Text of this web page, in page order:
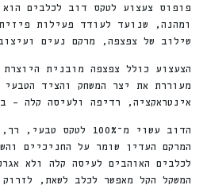
פופוס צעצוע לטקס דוב לכלבים הוא
ומהנה, שנועד לעודד פעילות
שילוב של צפצפה, מרקם נעים
הצעצוע כולל צפצפה מובנית
מעוררת את יצר המשחק והציד
אינטראקציה, רדיפה ולעיסה קלה –
הדוב עשוי מ־100%
המרקם העדין שומר על החניכיים
לכלבים האוהבים לעיסה קלה ולא
המשקל הקל מאפשר לכלב לשאת,